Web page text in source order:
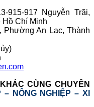
915-917 Nguyễn Trãi,
Chí Minh
Phường An Lạc, Thành
CÙNG CHUYÊN
– NÔNG NGHIỆP – XI